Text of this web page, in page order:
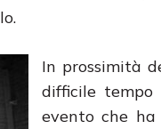
In prossimità
difficile tempo
evento che